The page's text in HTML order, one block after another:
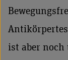
ist aber noch